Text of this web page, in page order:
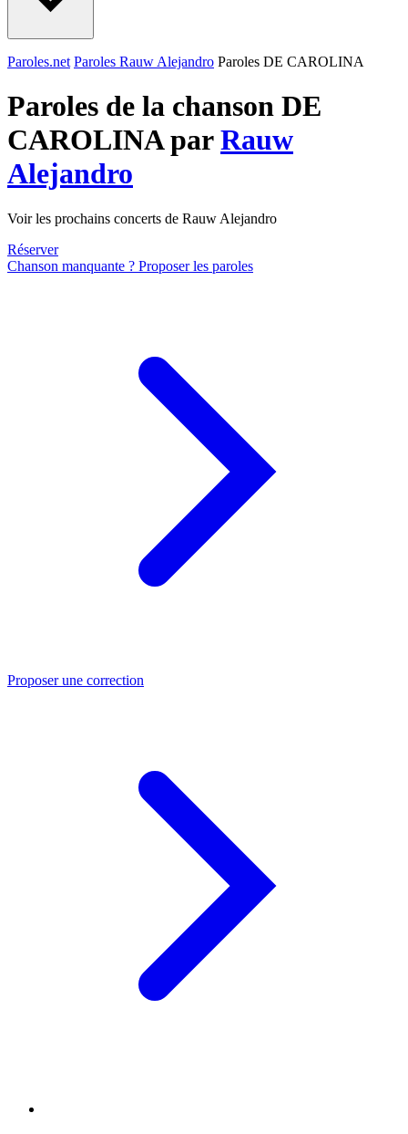
Paroles.net Paroles Rauw Alejandro Paroles DE CAROLINA
Paroles de la chanson DE
CAROLINA parRauw
Alejandro
Voir les prochains concerts de Rauw Alejandro
Réserver
Chanson manquante ? Proposer les paroles
Proposer une correction